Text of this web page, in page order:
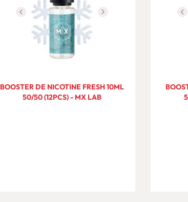
BOOSTER DE NICOTINE FRESH 10ML
50/50 (12PCS) - MX LAB